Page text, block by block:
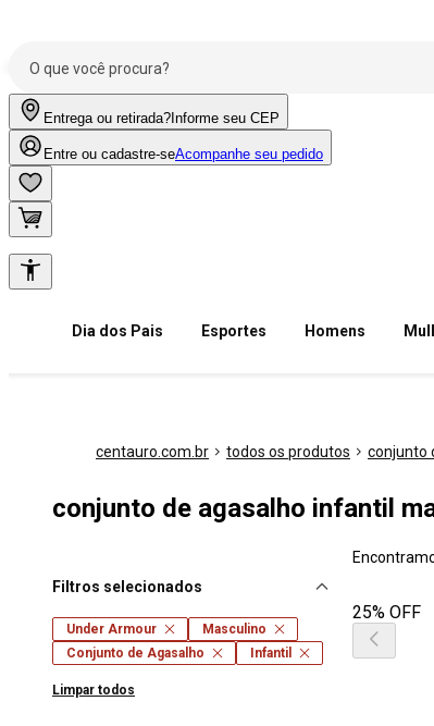
Entrega ou retirada? Informe seu CEP
Entre ou cadastre-seAcompanhe seu pedido
Dia dos Pais Esportes Homens
centauro.com.br todos os produtos conjunto
conjunto de agasalho infantil
Filtros selecionados
Under Armour
Masculino
Conjunto de Agasalho
Infantil
Limpar todos
25% OFF